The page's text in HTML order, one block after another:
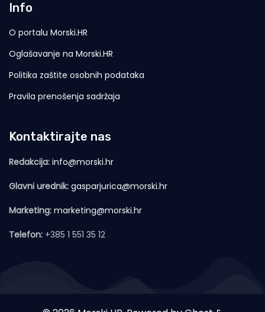
Info
O portalu Morski.HR
Oglašavanje na Morski.HR
Politika zaštite osobnih podataka
Pravila prenošenja sadržaja
Kontaktirajte nas
Redakcija: info@morski.hr
Glavni urednik: gasparjurica@morski.hr
Marketing: marketing@morski.hr
Telefon: +385 1 551 35 12